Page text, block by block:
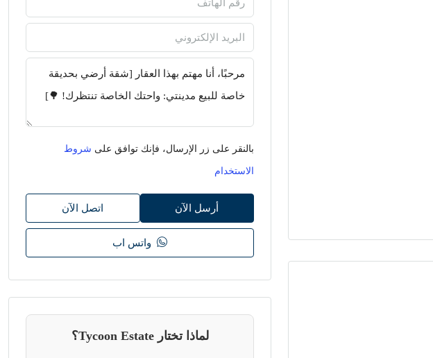
بالنقر على زر الإرسال، فإنك توافق على شروط
الاستخدام
أرسل الآن اتصل الآن
واتس اب
لماذا تختار Tycoon Estate؟